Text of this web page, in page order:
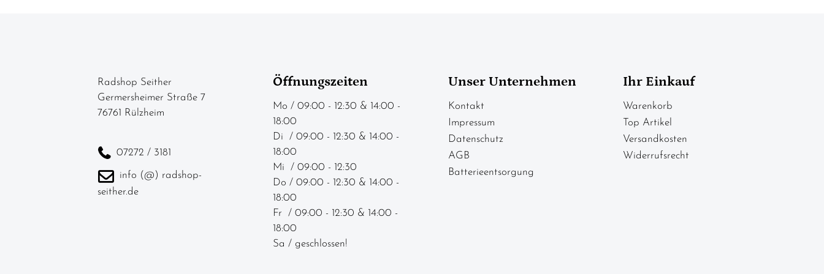
Radshop Seither
Germersheimer Straße 7
76761 Rülzheim
07272 / 3181
info (@) radshop-
seither.de
Öffnungszeiten
Mo / 09:00 - 12:30 & 14:00 -
18:00
Di / 09:00 - 12:30 & 14:00 -
18:00
Mi / 09:00 - 12:30
Do / 09:00 - 12:30 & 14:00 -
18:00
Fr / 09:00 - 12:30 & 14:00 -
18:00
Sa / geschlossen!
Unser Unternehmen
Kontakt
Impressum
Datenschutz
AGB
Batterieentsorgung
Ihr Einkauf
Warenkorb
Top Artikel
Versandkosten
Widerrufsrecht